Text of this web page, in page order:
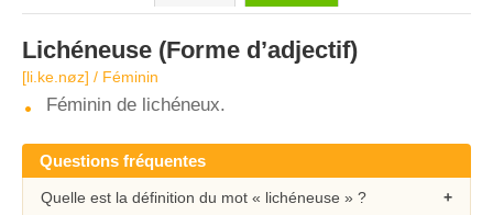
Lichéneuse (Forme d’adjectif)
[li.ke.nøz] / Féminin
Féminin de lichéneux.
Questions fréquentes
Quelle est la définition du mot « lichéneuse » ?